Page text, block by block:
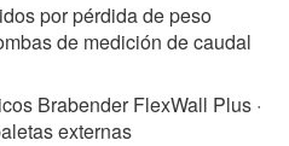
por pérdida de peso
de medición de caudal
Brabender FlexWall Plus ·
externas